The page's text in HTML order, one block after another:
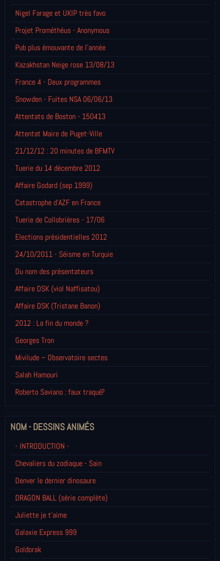
Nigel Farage et UKIP très favo
Projet Prométhéus - Anonymous
Pub plus émouvante de l'année
Kazakhstan Neige rose 13/08/13
France 4 - Deux programmes
Snowden - Fuites NSA 06/06/13
Attentats de Boston - 150413
Attentat Maire de Puget-Ville
21/12/12 : 20 minutes de BFMTV
Tuerie du 14 décembre 2012
Affaire Godard (sep 1999)
Catastrophe d'AZF en France
Tuerie de Collobrières - 17/06
Elections présidentielles 2012
24/10/2011 - Séisme en Turquie
Du nom des présentateurs
Affaire DSK (viol Naffisatou)
Affaire DSK (Tristane Banon)
2012 : La fin du monde ?
Georges Tron
Mivilude – Observatoire sectes
Salah Hamouri
Roberto Saviano : faux traqué?
NOM - DESSINS ANIMÉS
- INTRODUCTION -
Chevaliers du zodiaque - Sain
Denver le dernier dinosaure
DRAGON BALL (série complète)
Juliette je t’aime
Galaxie Express 999
Goldorak